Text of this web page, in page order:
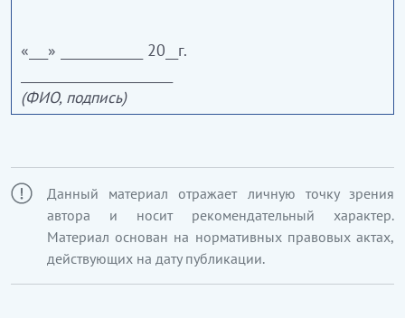
«___» _____________ 20__г.
(ФИО, подпись)
Данный материал отражает личную точку зрения
автора и носит рекомендательный характер.
Материал основан на нормативных правовых актах,
действующих на дату публикации.